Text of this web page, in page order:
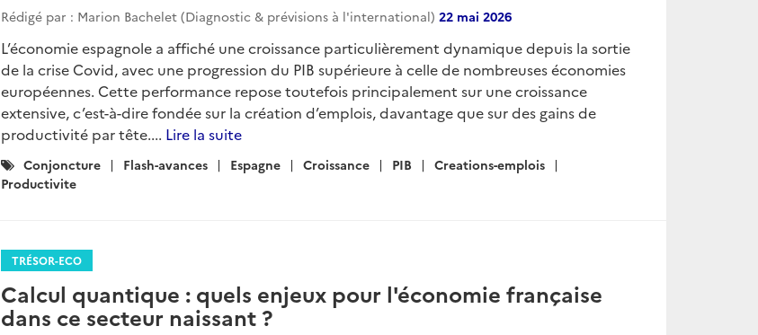
Rédigé par : Marion Bachelet (Diagnostic & prévisions à l'international) 22 mai 2026
L’économie espagnole a affiché une croissance particulièrement dynamique depuis la sortie
de la crise Covid, avec une progression du PIB supérieure à celle de nombreuses économies
européennes. Cette performance repose toutefois principalement sur une croissance
extensive, c’est-à-dire fondée sur la création d’emplois, davantage que sur des gains de
productivité par tête.... Lire la suite
Catégories
:
Conjoncture Flash-avances Espagne Croissance PIB
Creations-emplois
Productivite
TRÉSOR-ECO
Calcul quantique : quels enjeux pour l'économie française
dans ce secteur naissant ?